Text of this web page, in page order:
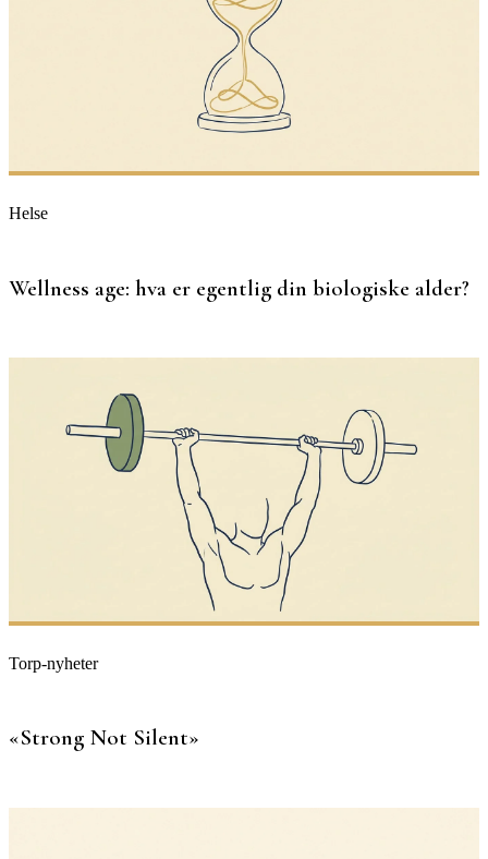
Helse
Wellness age: hva er egentlig din biologiske alder?
Torp-nyheter
«Strong Not Silent»